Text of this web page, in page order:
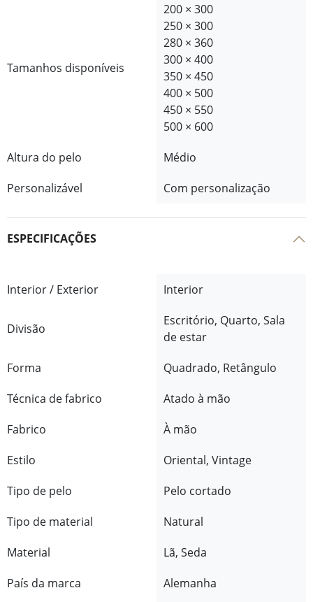
Tamanhos disponíveis
200 × 300
250 × 300
280 × 360
300 × 400
350 × 450
400 × 500
450 × 550
500 × 600
Altura do pelo
Médio
Personalizável
Com personalização
ESPECIFICAÇÕES
Interior / Exterior Interior
Divisão
Escritório, Quarto, Sala
de estar
Forma
Quadrado, Retângulo
Técnica de fabrico
Atado à mão
Fabrico
À mão
Estilo
Oriental, Vintage
Tipo de pelo
Pelo cortado
Tipo de material
Natural
Material
Lã, Seda
País da marca
Alemanha